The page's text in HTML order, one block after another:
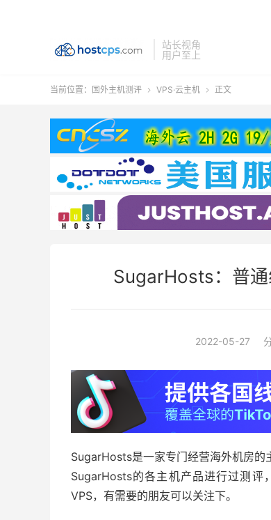
站长视角
用户至上
当前位置： 国外主机测评  VPS·云主机  正文
SugarHosts：普
2022-05-27
SugarHosts是一家专门经营海外机房的
SugarHosts的各主机产品进行过测评
VPS，有需要的朋友可以关注下。